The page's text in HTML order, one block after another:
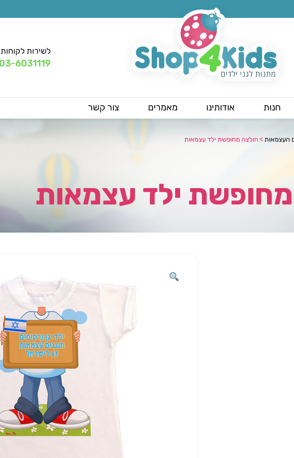
לשירות לקוחות
03-6031119
חנות אודותינו מאמרים צור קשר
העצמאות > חולצה מחופשת ילד עצמאות
ילד עצמאות